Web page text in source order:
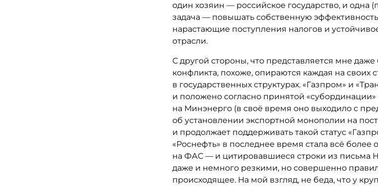
один хозяин — российское государство, и одна
задача — повышать собственную
нарастающие поступления налогов и
отрасли.
С другой стороны, что представляется мне
конфликта, похоже, опираются каждая на своих
в государственных структурах. «Газпром» и
и положено согласно принятой
на Минэнерго (в своё время оно выходило с
об установлении экспортной монополии на
и продолжает поддерживать такой статус
«Роснефть» в последнее время стала всё более
на ФАС — и цитировавшиеся строки из письма
даже и немного резкими, но совершенно
происходящее. На мой взгляд, не беда, что у